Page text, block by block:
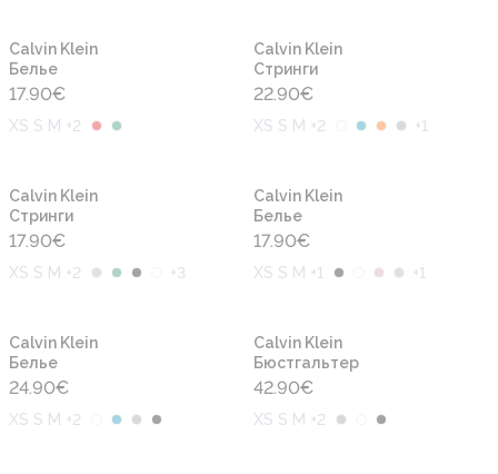
Calvin Klein
Белье
17.90€
XS S M +2
Calvin Klein
Cтринги
22.90€
XS S M +2 +1
Calvin Klein
Cтринги
17.90€
XS S M +2 +3
Calvin Klein
Белье
17.90€
XS S M +1 +1
Calvin Klein
Белье
24.90€
XS S M +2
Calvin Klein
Бюстгальтер
42.90€
XS S M +2